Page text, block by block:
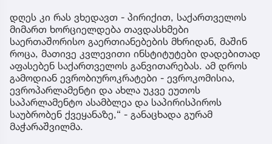
დღეს კი რას ვხედავთ - პირიქით, საქართველოს
მიმართ ხორციელდება თავდასხმები
საერთაშორისო გაერთიანებების მხრიდან, მაშინ
როცა, მათივე კვლევითი ინსტიტუტები დადებითად
აფასებენ საქართველოს განვითარებას. ამ დროს
გამოდიან ევრობიუროკრატები - ევროკომისია,
ევროპარლამენტი და ახლა უკვე ეუთოს
საპარლამენტო ასამბლეა და საპირისპიროს
საუბრობენ ქვეყანაზე,“ - განაცხადა გურამ
მაჭარაშვილმა.